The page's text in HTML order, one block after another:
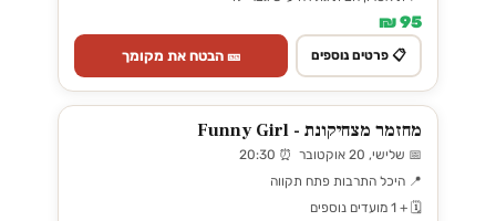
95 ₪
📋 פרטים נוספים 🎫 הבטח את מקומך
מחזמר מצחיקונת - Funny Girl
📅 שלישי, 20 אוקטובר ⏰ 20:30
📍 היכל התרבות פתח תקווה
🗓️ + 1 מועדים נוספים